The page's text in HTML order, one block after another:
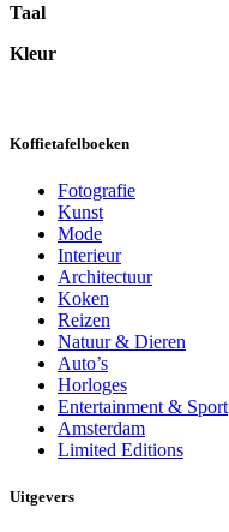
Taal
Kleur
Koffietafelboeken
Fotografie
Kunst
Mode
Interieur
Architectuur
Koken
Reizen
Natuur & Dieren
Auto’s
Horloges
Entertainment & Sport
Amsterdam
Limited Editions
Uitgevers